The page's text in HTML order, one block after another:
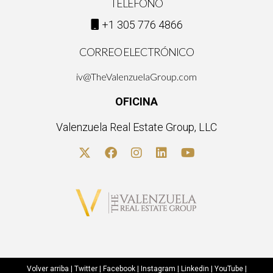
TELÉFONO
+1 305 776 4866
CORREO ELECTRÓNICO
iv@TheValenzuelaGroup.com
OFICINA
Valenzuela Real Estate Group, LLC
Volver arriba Twitter| Facebook| Instagram Linkedin YouTube|